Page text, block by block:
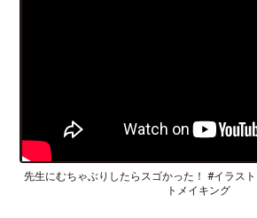
先生にむちゃぶりしたらスゴかった！ #イラス
トメイキング